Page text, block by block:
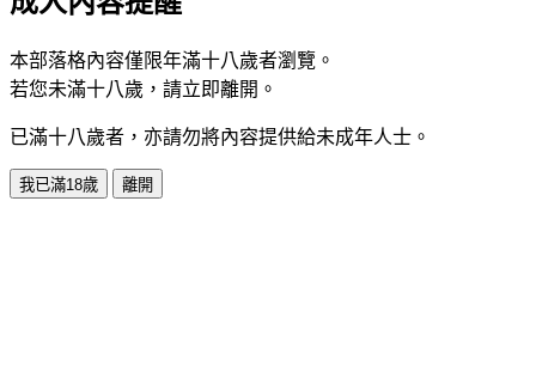
本部落格內容僅限年滿十八歲者瀏覽。
若您未滿十八歲，請立即離開。
已滿十八歲者，亦請勿將內容提供給未成年人士。
我已滿18歲 離開